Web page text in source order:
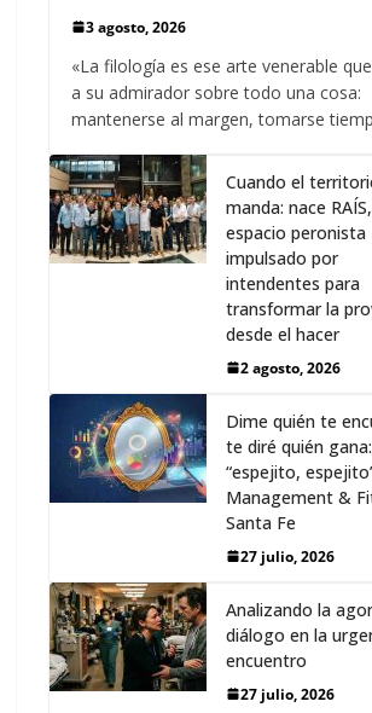
3 agosto, 2026
«La filología es ese arte venerable
a su admirador sobre todo una cosa:
mantenerse al margen, tomarse
Cuando el
manda: nace
espacio peronista
impulsado por
intendentes para
transformar la
desde el hacer
2 agosto, 2026
Dime quién te
te diré quién
“espejito,
Management &
Santa Fe
27 julio, 2026
Analizando la
diálogo en la
encuentro
27 julio, 2026